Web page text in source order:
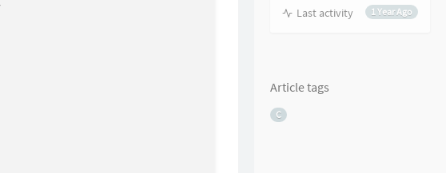
1 Year Ago
Last activity
Article tags
C